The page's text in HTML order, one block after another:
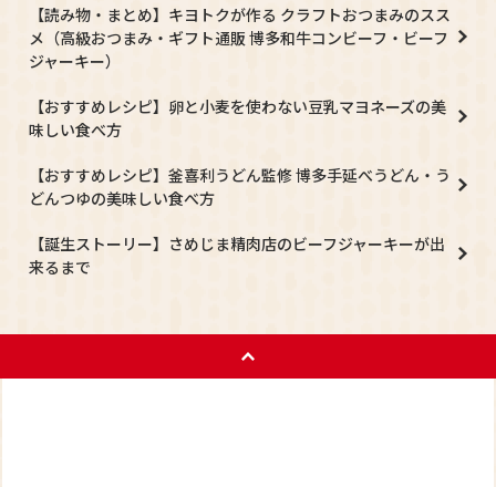
【読み物・まとめ】キヨトクが作る クラフトおつまみのスス
メ（高級おつまみ・ギフト通販 博多和牛コンビーフ・ビーフ
ジャーキー）
【おすすめレシピ】卵と小麦を使わない豆乳マヨネーズの美
味しい食べ方
【おすすめレシピ】釜喜利うどん監修 博多手延べうどん・う
どんつゆの美味しい食べ方
【誕生ストーリー】さめじま精肉店のビーフジャーキーが出
来るまで